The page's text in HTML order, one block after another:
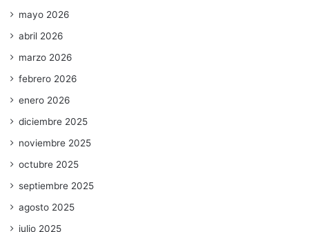
mayo 2026
abril 2026
marzo 2026
febrero 2026
enero 2026
diciembre 2025
noviembre 2025
octubre 2025
septiembre 2025
agosto 2025
julio 2025